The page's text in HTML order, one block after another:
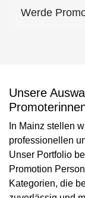
Werde
Unsere
In Mainz stellen
professionellen
Unser Portfolio
Promotion
Kategorien, die